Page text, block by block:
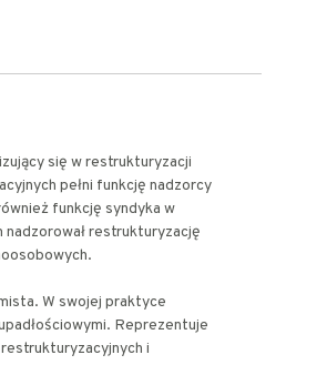
się w restrukturyzacji
pełni funkcję nadzorcy
funkcję syndyka w
restrukturyzację
W swojej praktyce
Reprezentuje
i